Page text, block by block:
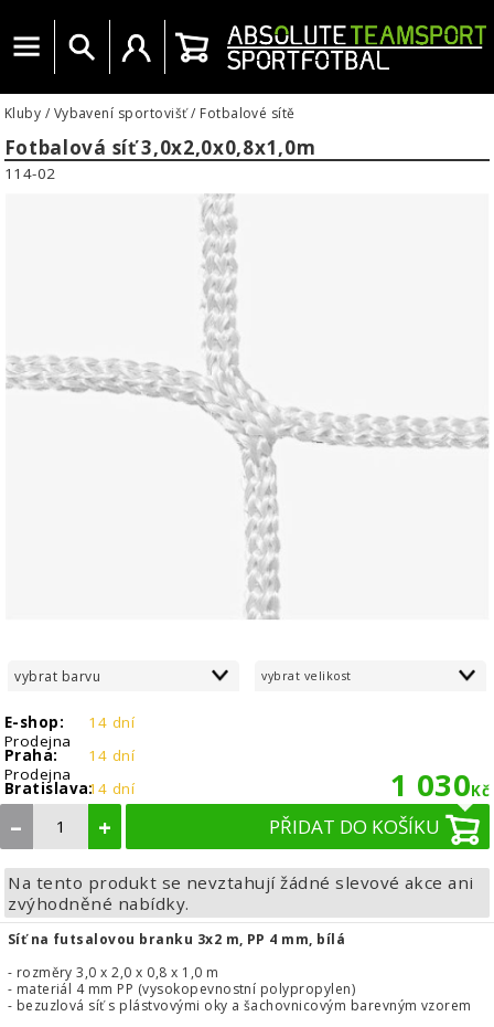
Menu Vyhledat Uživatelský účet
Košík
Kluby / Vybavení sportovišť/ Fotbalové sítě
Fotbalová síť 3,0x2,0x0,8x1,0m
114-02
vybrat barvu vybrat velikost
E-shop:
14 dní
Prodejna
Praha:
14 dní
Prodejna
Bratislava:14 dní 1 030Kč
– + PŘIDAT DO KOŠÍKU
Na tento produkt se nevztahují žádné slevové akce ani
zvýhodněné nabídky.
Síť na futsalovou branku 3x2 m, PP 4 mm, bílá
- rozměry 3,0 x 2,0 x 0,8 x 1,0 m
- materiál 4 mm PP (vysokopevnostní polypropylen)
- bezuzlová síť s plástvovými oky a šachovnicovým barevným vzorem